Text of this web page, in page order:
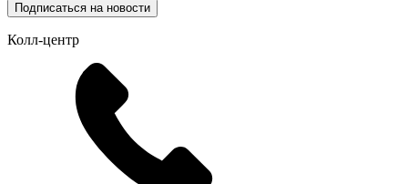
Подписаться на новости
Колл-центр